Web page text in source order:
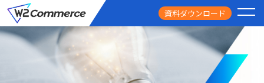
資料ダウンロード
サービス